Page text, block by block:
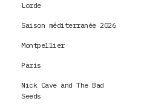
Lorde
Saison méditerranée 2026
Montpellier
Paris
Nick Cave and The Bad
Seeds